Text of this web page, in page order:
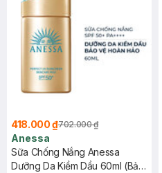
418.000 ₫702.000 ₫
Anessa
Sữa Chống Nắng Anessa
Dưỡng Da Kiềm Dầu 60ml (Bản